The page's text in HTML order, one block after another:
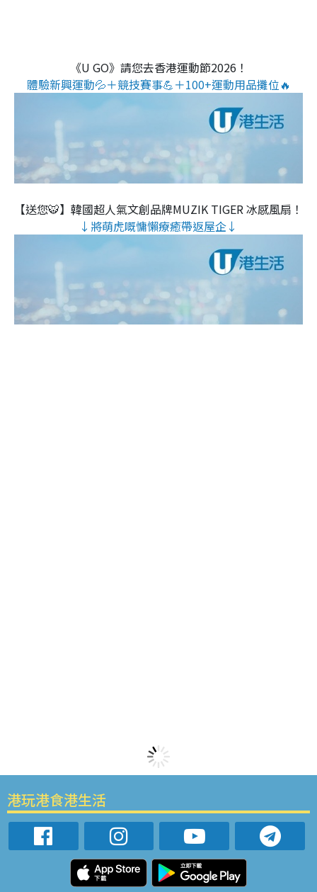
《U GO》請您去香港運動節2026！
體驗新興運動💦＋競技賽事💪＋100+運動用品攤位🔥
【送您🐯】韓國超人氣文創品牌MUZIK TIGER 冰感風扇！
↓將萌虎嘅慵懶療癒帶返屋企↓
港玩港食港生活